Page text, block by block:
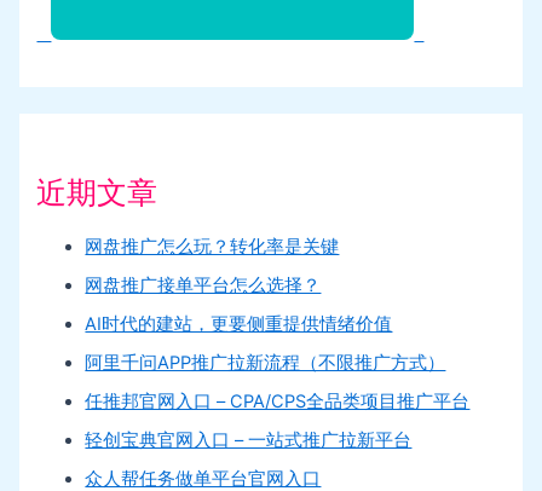
近期文章
网盘推广怎么玩？转化率是关键
网盘推广接单平台怎么选择？
AI时代的建站，更要侧重提供情绪价值
阿里千问APP推广拉新流程（不限推广方式）
任推邦官网入口 – CPA/CPS全品类项目推广平台
轻创宝典官网入口 – 一站式推广拉新平台
众人帮任务做单平台官网入口